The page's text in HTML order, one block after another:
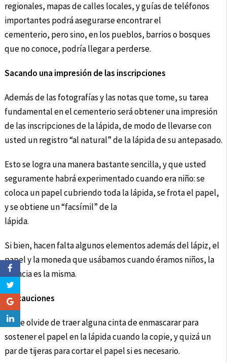
regionales, mapas de calles locales, y guías de teléfonos
importantes podrá asegurarse encontrar el
cementerio, pero sino, en los pueblos, barrios o bosques
que no conoce, podría llegar a perderse.
Sacando una impresión de las inscripciones
Además de las fotografías y las notas que tome, su tarea
fundamental en el cementerio será obtener una impresión
de las inscripciones de la lápida, de modo de llevarse con
usted un registro “al natural” de la lápida de su antepasado.
Esto se logra una manera bastante sencilla, y que usted
seguramente habrá experimentado cuando era niño: se
coloca un papel cubriendo toda la lápida, se frota el papel,
y se obtiene un “facsímil” de la
lápida.
Si bien, hacen falta algunos elementos además del lápiz, el
papel y la moneda que usábamos cuando éramos niños, la
esencia es la misma.
Precauciones
No se olvide de traer alguna cinta de enmascarar para
sostener el papel en la lápida cuando la copie, y quizá un
par de tijeras para cortar el papel si es necesario.